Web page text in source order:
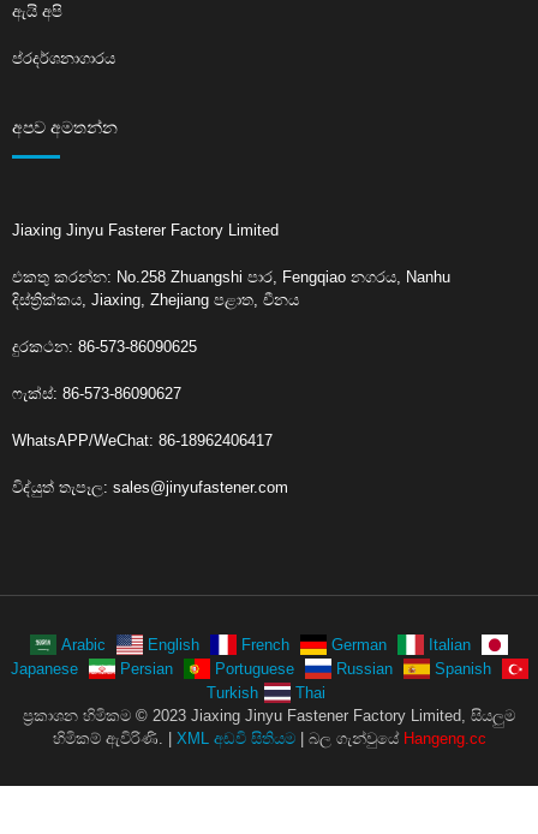
ඇයි අපි
ප්රදර්ශනාගාරය
අපව අමතන්න
Jiaxing Jinyu Fasterer Factory Limited
එකතු කරන්න: No.258 Zhuangshi පාර, Fengqiao නගරය, Nanhu
දිස්ත්‍රික්කය, Jiaxing, Zhejiang පළාත, චීනය
දුරකථන: 86-573-86090625
ෆැක්ස්: 86-573-86090627
WhatsAPP/WeChat: 86-18962406417
විද්යුත් තැපෑල: sales@jinyufastener.com
Arabic English French German
Italian
Japanese
Persian Portuguese Russian
Spanish
Turkish
Thai
ප්‍රකාශන හිමිකම © 2023 Jiaxing Jinyu Fastener Factory Limited, සියලුම
හිමිකම් ඇවිරිණි. | XML අඩවි සිතියම| බල ගැන්වුයේ Hangeng.cc